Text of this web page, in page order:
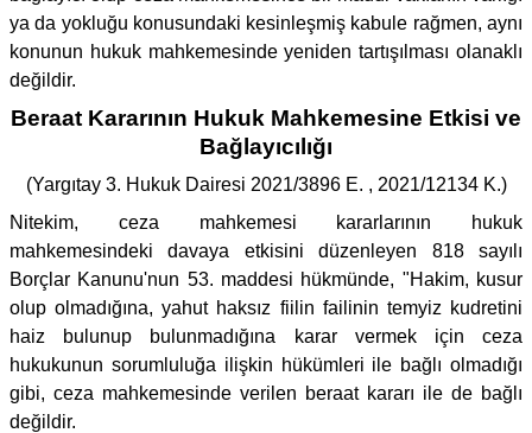
ya da yokluğu konusundaki kesinleşmiş kabule rağmen, aynı
konunun hukuk mahkemesinde yeniden tartışılması olanaklı
değildir.
Beraat Kararının Hukuk Mahkemesine Etkisi ve
Bağlayıcılığı
(Yargıtay 3. Hukuk Dairesi 2021/3896 E. , 2021/12134 K.)
Nitekim, ceza mahkemesi kararlarının hukuk
mahkemesindeki davaya etkisini düzenleyen 818 sayılı
Borçlar Kanunu'nun 53. maddesi hükmünde, "Hakim, kusur
olup olmadığına, yahut haksız fiilin failinin temyiz kudretini
haiz bulunup bulunmadığına karar vermek için ceza
hukukunun sorumluluğa ilişkin hükümleri ile bağlı olmadığı
gibi, ceza mahkemesinde verilen beraat kararı ile de bağlı
değildir.